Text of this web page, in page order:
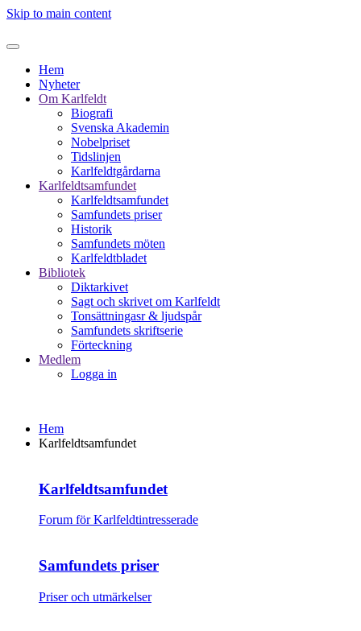
Skip to main content
Hem
Nyheter
Om Karlfeldt
Biografi
Svenska Akademin
Nobelpriset
Tidslinjen
Karlfeldtgårdarna
Karlfeldtsamfundet
Karlfeldtsamfundet
Samfundets priser
Historik
Samfundets möten
Karlfeldtbladet
Bibliotek
Diktarkivet
Sagt och skrivet om Karlfeldt
Tonsättningasr & ljudspår
Samfundets skriftserie
Förteckning
Medlem
Logga in
Hem
Karlfeldtsamfundet
Karlfeldtsamfundet
Forum för Karlfeldtintresserade
Samfundets priser
Priser och utmärkelser